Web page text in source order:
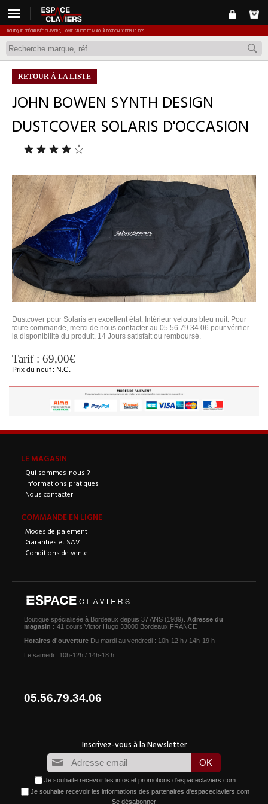
BOUTIQUE SPÉCIALISÉE CLAVIERS, HOME STUDIO ET MAO, À BORDEAUX DEPUIS 1989.
RETOUR À LA LISTE
JOHN BOWEN SYNTH DESIGN
DUSTCOVER SOLARIS D'OCCASION
Dustcover pour Solaris en excellent état. Intérieur velours bleu nuit. Pour
toute commande, merci de nous contacter au 05.56.79.34.06 pour vérifier
la disponibilité du produit. 14 Jours satisfait ou remboursé.
Tarif : 69,00€
Prix du neuf : N.C.
LE MAGASIN
Qui sommes-nous ?
Informations pratiques
Nous contacter
COMMANDE EN LIGNE
Modes de paiement
Garanties et SAV
Conditions de vente
Boutique spécialisée à Bordeaux depuis 37 ANS (1989). Adresse du
magasin : 41 cours Victor Hugo 33000 Bordeaux FRANCE
Horaires d'ouverture Du mardi au vendredi : 10h-12 h / 14h-19 h
Le samedi : 10h-12h / 14h-18 h
05.56.79.34.06
Je souhaite recevoir les infos et promotions d'espaceclaviers.com
Je souhaite recevoir les informations des partenaires d'espaceclaviers.com
Se désabonner